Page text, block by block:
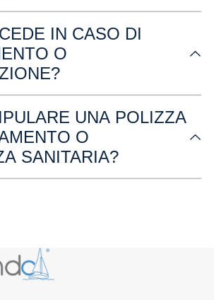
IN CASO DI
O
UNA POLIZZA
O
SANITARIA?